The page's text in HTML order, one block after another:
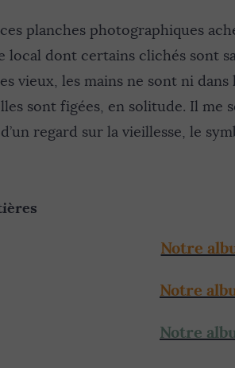
planches photographiques
local dont certains clichés sont
vieux, les mains ne sont ni
sont figées, en solitude. Il me
regard sur la vieillesse, le
Notre
Notre
Notre